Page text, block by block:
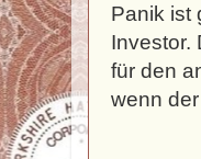
Panik ist
Investor.
für den
wenn